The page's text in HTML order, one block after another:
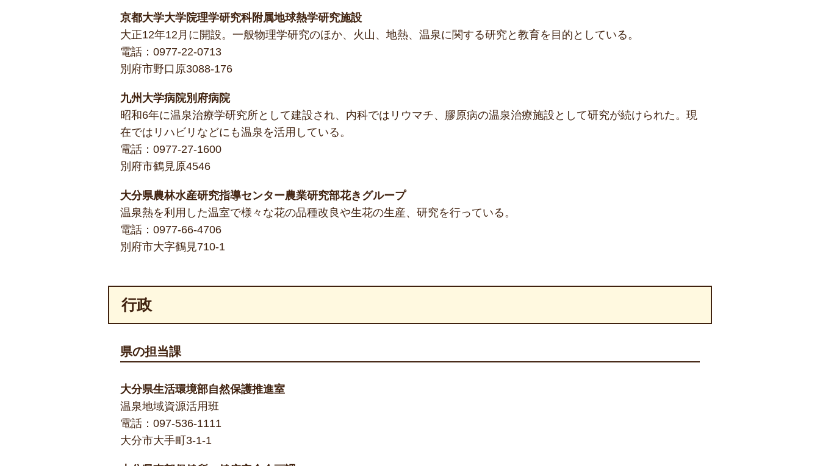
京都大学大学院理学研究科附属地球熱学研究施設
大正12年12月に開設。一般物理学研究のほか、火山、地熱、温泉に関する研究と教育を目的としている。
電話： 0977-22-0713
別府市野口原3088-176
九州大学病院別府病院
昭和6年に温泉治療学研究所として建設され、内科ではリウマチ、膠原病の温泉治療施設として研究が続けられた。現
在ではリハビリなどにも温泉を活用している。
電話： 0977-27-1600
別府市鶴見原4546
大分県農林水産研究指導センター農業研究部花きグループ
温泉熱を利用した温室で様々な花の品種改良や生花の生産、研究を行っている。
電話： 0977-66-4706
別府市大字鶴見710-1
行政
県の担当課
大分県生活環境部自然保護推進室
温泉地域資源活用班
電話： 097-536-1111
大分市大手町3-1-1